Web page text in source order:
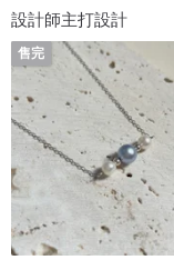
設計師主打設計
售完